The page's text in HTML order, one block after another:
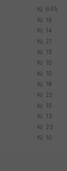
645
19
14
21
15
10
10
18
22
15
13
23
10